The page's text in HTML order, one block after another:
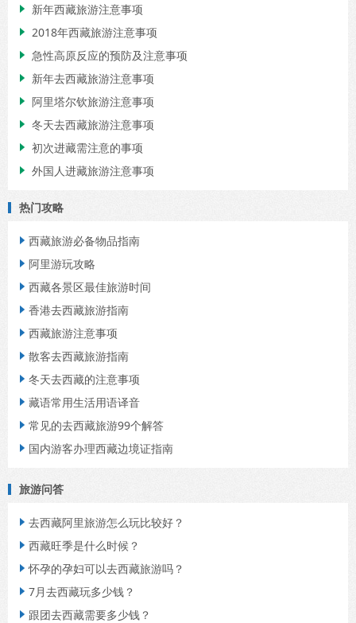
 新年西藏旅游注意事项
 2018年西藏旅游注意事项
 急性高原反应的预防及注意事项
 新年去西藏旅游注意事项
 阿里塔尔钦旅游注意事项
 冬天去西藏旅游注意事项
 初次进藏需注意的事项
 外国人进藏旅游注意事项
热门攻略
 西藏旅游必备物品指南
 阿里游玩攻略
 西藏各景区最佳旅游时间
 香港去西藏旅游指南
 西藏旅游注意事项
 散客去西藏旅游指南
 冬天去西藏的注意事项
 藏语常用生活用语译音
 常见的去西藏旅游99个解答
 国内游客办理西藏边境证指南
旅游问答
 去西藏阿里旅游怎么玩比较好？
 西藏旺季是什么时候？
怀孕的孕妇可以去西藏旅游吗？
 7月去西藏玩多少钱？
 跟团去西藏需要多少钱？